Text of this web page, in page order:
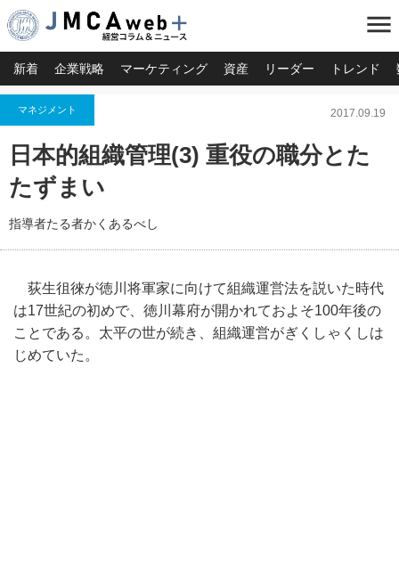
menu
新着 企業戦略 マーケティング 資産 リーダー トレンド
マネジメント 2017.09.19
日本的組織管理(3) 重役の職分とた
たずまい
指導者たる者かくあるべし
荻生徂徠が徳川将軍家に向けて組織運営法を説いた時代
は17世紀の初めで、徳川幕府が開かれておよそ100年後の
ことである。 太平の世が続き、組織運営がぎくしゃくしは
じめていた。